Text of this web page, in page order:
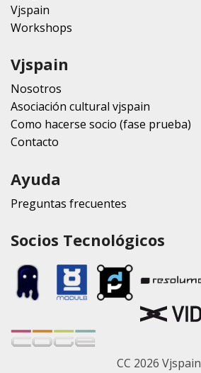
Vjspain
Workshops
Vjspain
Nosotros
Asociación cultural vjspain
Como hacerse socio (fase prueba)
Contacto
Ayuda
Preguntas frecuentes
Socios Tecnológicos
CC 2026 Vjspain